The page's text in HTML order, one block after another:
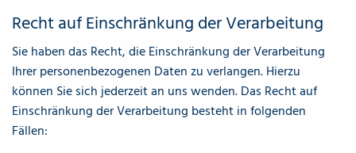
Recht auf Einschränkung der Verarbeitung
Sie haben das Recht, die Einschränkung der Verarbeitung
Ihrer personenbezogenen Daten zu verlangen. Hierzu
können Sie sich jederzeit an uns wenden. Das Recht auf
Einschränkung der Verarbeitung besteht in folgenden
Fällen: